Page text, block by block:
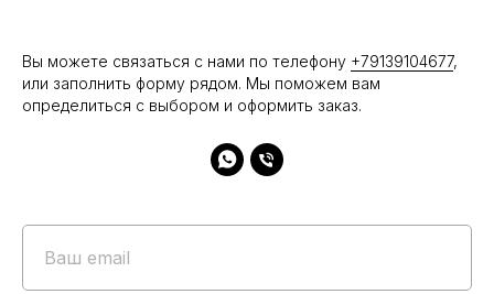
Вы можете связаться с нами по телефону +79139104677,
или заполнить форму рядом. Мы поможем вам
определиться с выбором и оформить заказ.
Ваш email
+7 913 910-46-77